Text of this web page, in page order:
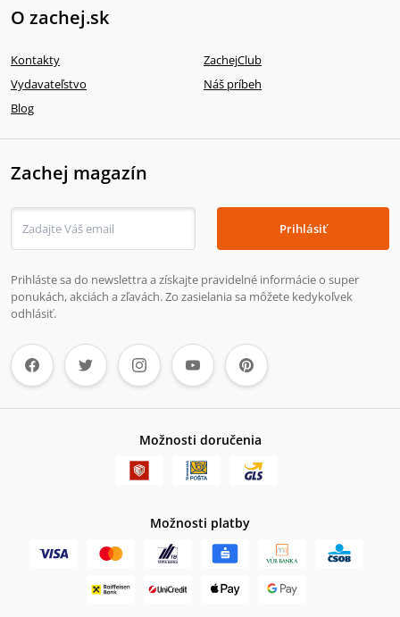
O zachej.sk
Kontakty
ZachejClub
Vydavateľstvo
Náš príbeh
Blog
Zachej magazín
Prihlásiť
Prihláste sa do newslettra a získajte pravidelné informácie o super
ponukách, akciách a zľavách. Zo zasielania sa môžete kedykoľvek
odhlásiť.
Možnosti doručenia
Možnosti platby